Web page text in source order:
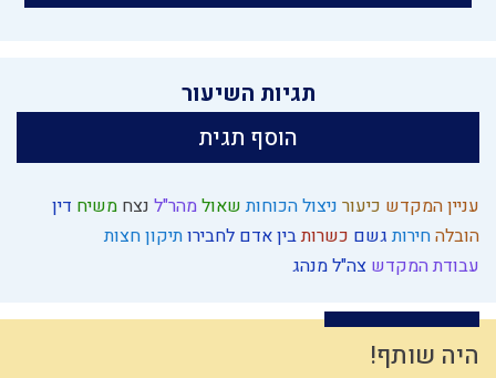
עניין המקדש כיעור ניצול הכוחותשאולמהר"ל נצח משיח דין
הובלהחירותגשם כשרותבין אדם לחבירותיקון חצות
עבודת המקדש צה"למנהג
היה שותף!
תגיות השיעור
הוסף תגית